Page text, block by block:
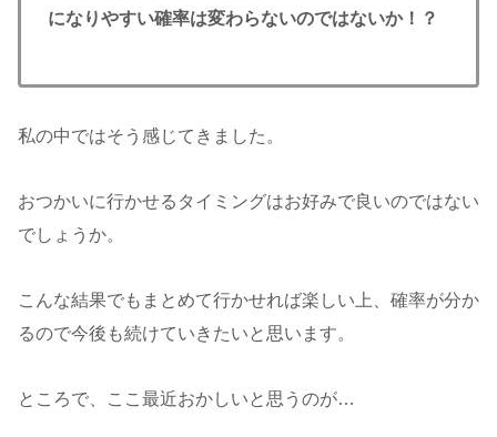
になりやすい確率は変わらないのではないか！？
私の中ではそう感じてきました。
おつかいに行かせるタイミングはお好みで良いのではない
でしょうか。
こんな結果でもまとめて行かせれば楽しい上、確率が分か
るので今後も続けていきたいと思います。
ところで、ここ最近おかしいと思うのが…